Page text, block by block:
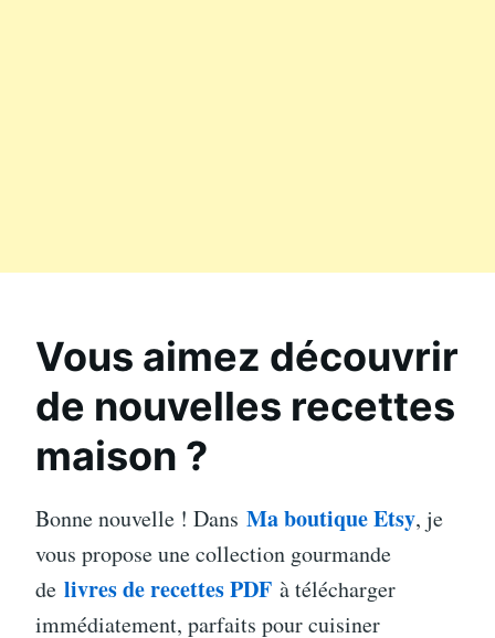
Vous aimez découvrir
de nouvelles recettes
maison ?
Bonne nouvelle ! Dans Ma boutique Etsy, je
vous propose une collection gourmande
de livres de recettes PDF à télécharger
immédiatement, parfaits pour cuisiner